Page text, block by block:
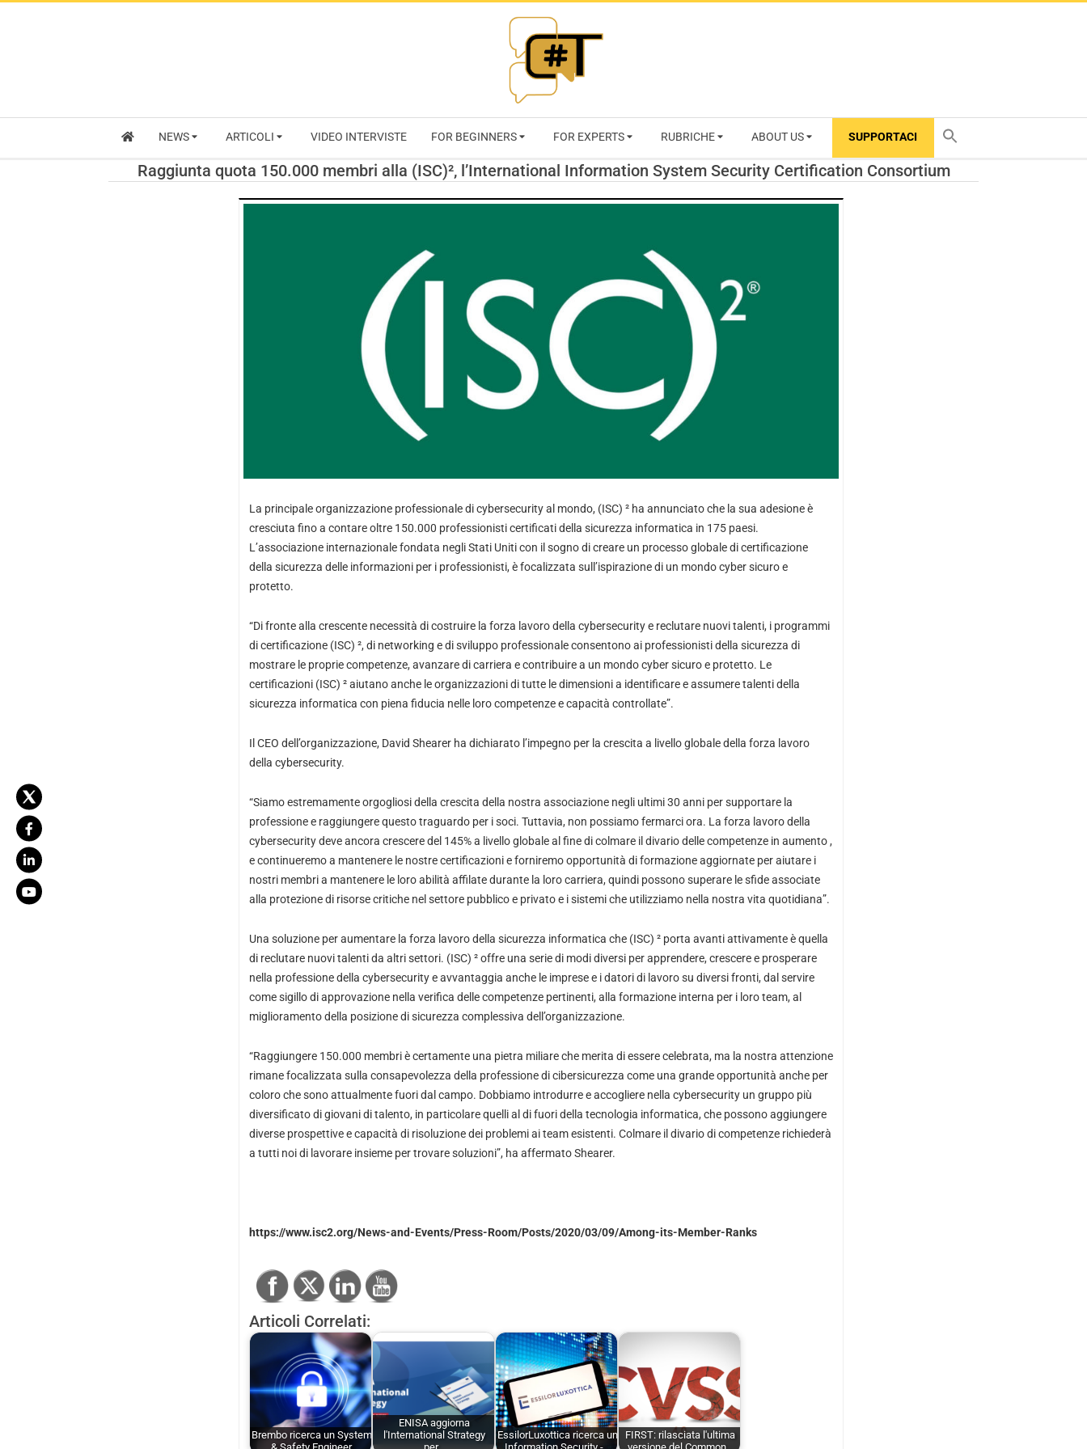
RIVISTA
CYBERSECURITY
NEWS ARTICOLI VIDEO INTERVISTE FOR BEGINNERS FOR EXPERTS RUBRICHE ABOUT US SUPPORTACI
Raggiunta quota 150.000 membri alla (ISC)², l’International Information System Security Certification Consortium
La principale organizzazione professionale di cybersecurity al mondo, (ISC) ² ha annunciato che la sua adesione è
cresciuta fino a contare oltre 150.000 professionisti certificati della sicurezza informatica in 175 paesi.
L’associazione internazionale fondata negli Stati Uniti con il sogno di creare un processo globale di certificazione
della sicurezza delle informazioni per i professionisti, è focalizzata sull’ispirazione di un mondo cyber sicuro e
protetto.
“Di fronte alla crescente necessità di costruire la forza lavoro della cybersecurity e reclutare nuovi talenti, i programmi
di certificazione (ISC) ², di networking e di sviluppo professionale consentono ai professionisti della sicurezza di
mostrare le proprie competenze, avanzare di carriera e contribuire a un mondo cyber sicuro e protetto. Le
certificazioni (ISC) ² aiutano anche le organizzazioni di tutte le dimensioni a identificare e assumere talenti della
sicurezza informatica con piena fiducia nelle loro competenze e capacità controllate”.
Il CEO dell’organizzazione, David Shearer ha dichiarato l’impegno per la crescita a livello globale della forza lavoro
della cybersecurity.
“Siamo estremamente orgogliosi della crescita della nostra associazione negli ultimi 30 anni per supportare la
professione e raggiungere questo traguardo per i soci. Tuttavia, non possiamo fermarci ora. La forza lavoro della
cybersecurity deve ancora crescere del 145% a livello globale al fine di colmare il divario delle competenze in aumento ,
e continueremo a mantenere le nostre certificazioni e forniremo opportunità di formazione aggiornate per aiutare i
nostri membri a mantenere le loro abilità affilate durante la loro carriera, quindi possono superare le sfide associate
alla protezione di risorse critiche nel settore pubblico e privato e i sistemi che utilizziamo nella nostra vita quotidiana”.
Una soluzione per aumentare la forza lavoro della sicurezza informatica che (ISC) ² porta avanti attivamente è quella
di reclutare nuovi talenti da altri settori. (ISC) ² offre una serie di modi diversi per apprendere, crescere e prosperare
nella professione della cybersecurity e avvantaggia anche le imprese e i datori di lavoro su diversi fronti, dal servire
come sigillo di approvazione nella verifica delle competenze pertinenti, alla formazione interna per i loro team, al
miglioramento della posizione di sicurezza complessiva dell’organizzazione.
“Raggiungere 150.000 membri è certamente una pietra miliare che merita di essere celebrata, ma la nostra attenzione
rimane focalizzata sulla consapevolezza della professione di cibersicurezza come una grande opportunità anche per
coloro che sono attualmente fuori dal campo. Dobbiamo introdurre e accogliere nella cybersecurity un gruppo più
diversificato di giovani di talento, in particolare quelli al di fuori della tecnologia informatica, che possono aggiungere
diverse prospettive e capacità di risoluzione dei problemi ai team esistenti. Colmare il divario di competenze richiederà
a tutti noi di lavorare insieme per trovare soluzioni”, ha affermato Shearer.
https://www.isc2.org/News-and-Events/Press-Room/Posts/2020/03/09/Among-its-Member-Ranks
Articoli Correlati:
Brembo ricerca un System
ENISA aggiorna
l'International Strategy
EssilorLuxottica ricerca un
FIRST: rilasciata l'ultima